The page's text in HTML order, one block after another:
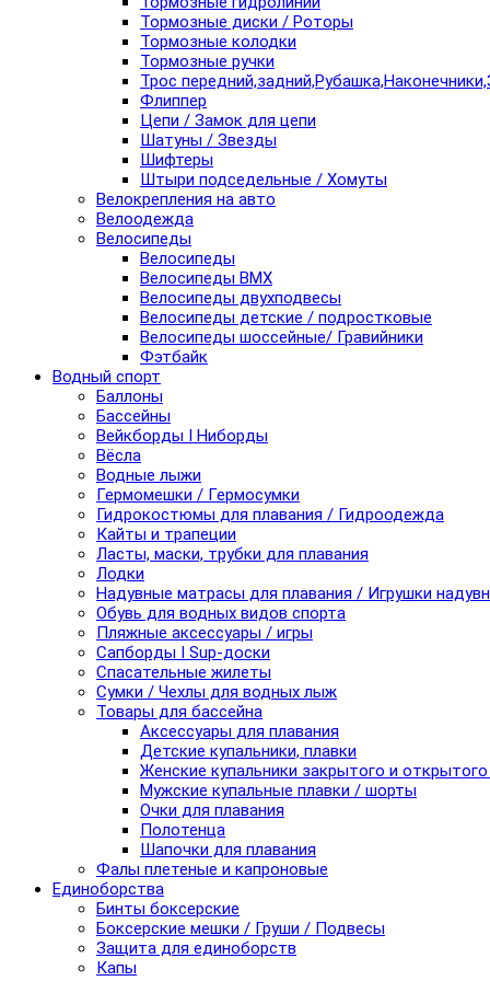
Тормозные диски / Роторы
Тормозные колодки
Тормозные ручки
Трос
Флиппер
Цепи / Замок для цепи
Шатуны / Звезды
Шифтеры
Штыри подседельные / Хомуты
Велокрепления на авто
Велоодежда
Велосипеды
Велосипеды
Велосипеды BMX
Велосипеды двухподвесы
Велосипеды детские / подростковые
Велосипеды шоссейные/ Гравийники
Фэтбайк
Водный спорт
Баллоны
Бассейны
Вейкборды I Ниборды
Вёсла
Водные лыжи
Гермомешки / Гермосумки
Гидрокостюмы для плавания / Гидроодежда
Кайты и трапеции
Ласты, маски, трубки для плавания
Лодки
Надувные матрасы для плавания / Игрушки
Обувь для водных видов спорта
Пляжные аксессуары / игры
Сапборды I Sup-доски
Спасательные жилеты
Сумки / Чехлы для водных лыж
Товары для бассейна
Аксессуары для плавания
Детские купальники, плавки
Женские купальники закрытого и
Мужские купальные плавки / шорты
Очки для плавания
Полотенца
Шапочки для плавания
Фалы плетеные и капроновые
Единоборства
Бинты боксерские
Боксерские мешки / Груши / Подвесы
Защита для единоборств
Капы